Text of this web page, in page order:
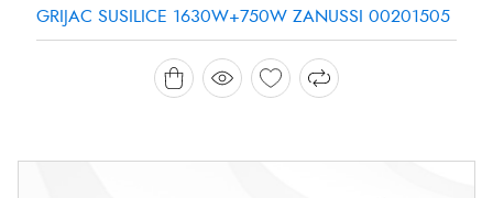
GRIJAC SUSILICE 1630W+750W ZANUSSI 00201505